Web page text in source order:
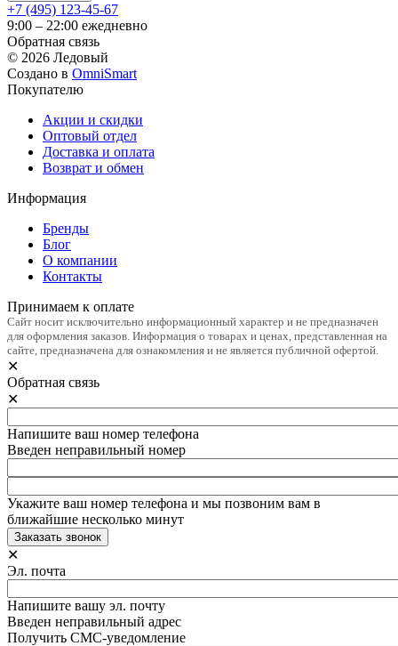
+7 (495) 123-45-67
9:00 – 22:00 ежедневно
Обратная связь
© 2026 Ледовый
Создано в OmniSmart
Покупателю
Акции и скидки
Оптовый отдел
Доставка и оплата
Возврат и обмен
Информация
Бренды
Блог
О компании
Контакты
Принимаем к оплате
Сайт носит исключительно информационный характер и не предназначен
для оформления заказов. Информация о товарах и ценах, представленная на
сайте, предназначена для ознакомления и не является публичной офертой.
✕
Обратная связь
✕
Напишите ваш номер телефона
Введен неправильный номер
Укажите ваш номер телефона и мы позвоним вам в
ближайшие несколько минут
✕
Эл. почта
Напишите вашу эл. почту
Введен неправильный адрес
Получить СМС-уведомление